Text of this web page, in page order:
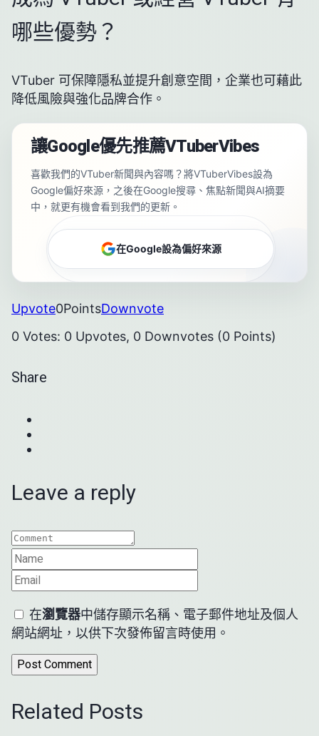
哪些優勢？
VTuber 可保障隱私並提升創意空間，企業也可藉此
降低風險與強化品牌合作。
讓Google優先推薦VTuberVibes
喜歡我們的VTuber新聞與內容嗎？將VTuberVibes設為
Google偏好來源，之後在Google搜尋、焦點新聞與AI摘要
中，就更有機會看到我們的更新。
在Google設為偏好來源
Upvote0PointsDownvote
0 Votes: 0 Upvotes, 0 Downvotes (0 Points)
Share
Leave a reply
在瀏覽器中儲存顯示名稱、電子郵件地址及個人
網站網址，以供下次發佈留言時使用。
Related Posts